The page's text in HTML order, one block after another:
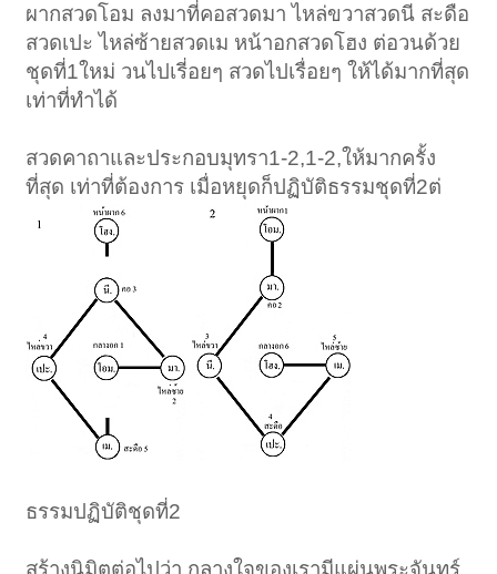
ผากสวดโอม ลงมาที่คอสวดมา ไหล่ขวาสวดนี สะดือ
สวดเปะ ไหล่ซ้ายสวดเม หน้าอกสวดโฮง ต่อวนด้วย
ชุดที่1ใหม่ วนไปเรี่อยๆ สวดไปเรื่อยๆ ให้ได้มากที่สุด
เท่าที่ทำได้
สวดคาถาและประกอบมุทรา1-2,1-2,ให้มากครั้ง
ที่สุด เท่าที่ต้องการ เมื่อหยุดก็ปฏิบัติธรรมชุดที่2ต่
ธรรมปฏิบัติชุดที่2
สร้างนิมิตต่อไปว่า กลางใจของเรามีแผ่นพระจันทร์